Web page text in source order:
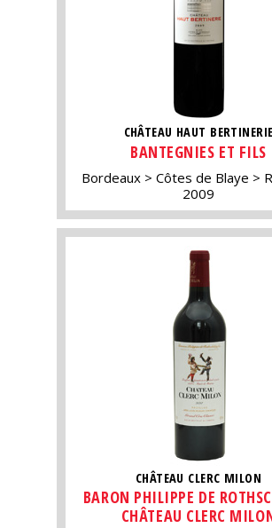
CHÂTEAU HAUT BERTINERIE
BANTEGNIES ET FILS
Bordeaux Côtes de Blaye
2009
CHÂTEAU CLERC MILON
BARON PHILIPPE DE
CHÂTEAU CLERC